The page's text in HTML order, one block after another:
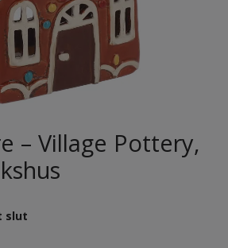
– Village Pottery,
slut